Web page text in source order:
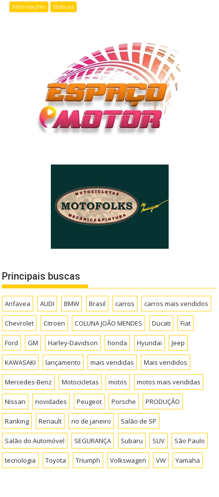
Informações Notícias
Principais buscas
Anfavea AUDI BMW Brasil carros carros mais vendidos
Chevrolet Citroën COLUNA JOÃO MENDES Ducati Fiat
Ford GM Harley-Davidson honda Hyundai Jeep
KAWASAKI lançamento mais vendidas Mais vendidos
Mercedes-Benz Motocicletas motos motos mais vendidas
Nissan novidades Peugeot Porsche PRODUÇÃO
Ranking Renault rio de janeiro Salão de SP
Salão do Automóvel SEGURANÇA Subaru SUV São Paulo
tecnologia Toyota Triumph Volkswagen VW Yamaha